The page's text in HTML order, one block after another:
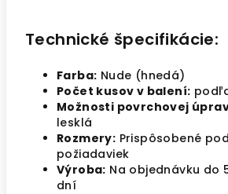
Technické špecifikácie:
Farba: Nude (hnedá)
Počet kusov v balení:
Možnosti povrchovej
lesklá
Rozmery: Prispôsobené
požiadaviek
Výroba: Na objednávku do
dní